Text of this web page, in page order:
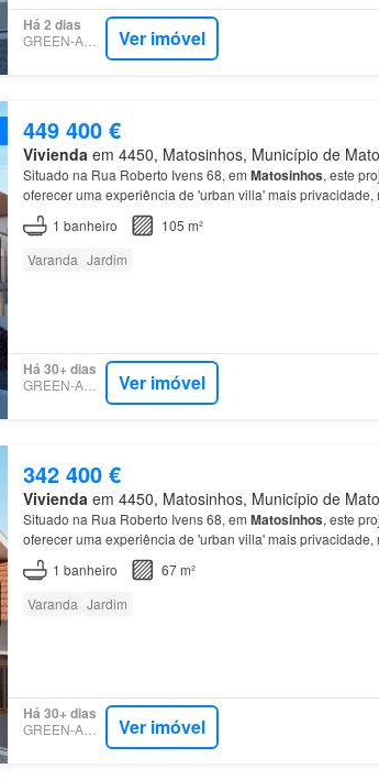
Há 2 dias
GREEN-ACRES Ver imóvel
449 400 €
Vivienda em 4450, Matosinhos, Município de
Situado na Rua Roberto Ivens 68, em Matosinhos, este
oferecer uma experiência de 'urban villa' mais privacidade,
Disponíveis 
, T1, T1 Duplex e T2 Duplex Destaque
1 banheiro
105 m²
Varanda Jardim
Há 30+ dias
GREEN-ACRES Ver imóvel
342 400 €
Vivienda em 4450, Matosinhos, Município de
Situado na Rua Roberto Ivens 68, em Matosinhos, este
oferecer uma experiência de 'urban villa' mais privacidade,
Disponíveis 
, T1, T1 Duplex e T2 Duplex Destaque
1 banheiro
67 m²
Varanda Jardim
Há 30+ dias
GREEN-ACRES Ver imóvel